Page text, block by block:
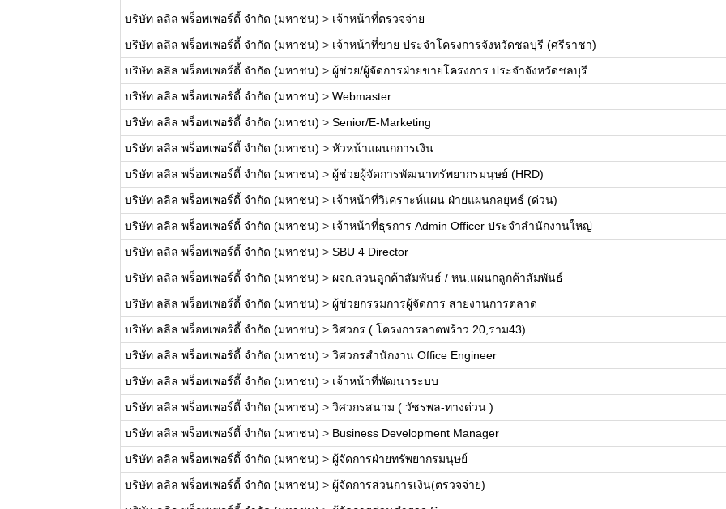
บริษัท ลลิล พร็อพเพอร์ตี้ จำกัด (มหาชน) > เจ้าหน้าที่ตรวจจ่าย
บริษัท ลลิล พร็อพเพอร์ตี้ จำกัด (มหาชน) > เจ้าหน้าที่ขาย ประจำโครงการจังหวัดชลบุรี (ศรีราชา)
บริษัท ลลิล พร็อพเพอร์ตี้ จำกัด (มหาชน) > ผู้ช่วย/ผู้จัดการฝ่ายขายโครงการ ประจำจังหวัดชลบุรี
บริษัท ลลิล พร็อพเพอร์ตี้ จำกัด (มหาชน) > Webmaster
บริษัท ลลิล พร็อพเพอร์ตี้ จำกัด (มหาชน) > Senior/E-Marketing
บริษัท ลลิล พร็อพเพอร์ตี้ จำกัด (มหาชน) > หัวหน้าแผนกการเงิน
บริษัท ลลิล พร็อพเพอร์ตี้ จำกัด (มหาชน) > ผู้ช่วยผู้จัดการพัฒนาทรัพยากรมนุษย์ (HRD)
บริษัท ลลิล พร็อพเพอร์ตี้ จำกัด (มหาชน) > เจ้าหน้าที่วิเคราะห์แผน ฝ่ายแผนกลยุทธ์ (ด่วน)
บริษัท ลลิล พร็อพเพอร์ตี้ จำกัด (มหาชน) > เจ้าหน้าที่ธุรการ Admin Officer ประจำสำนักงานใหญ่
บริษัท ลลิล พร็อพเพอร์ตี้ จำกัด (มหาชน) > SBU 4 Director
บริษัท ลลิล พร็อพเพอร์ตี้ จำกัด (มหาชน) > ผจก.ส่วนลูกค้าสัมพันธ์ / หน.แผนกลูกค้าสัมพันธ์
บริษัท ลลิล พร็อพเพอร์ตี้ จำกัด (มหาชน) > ผู้ช่วยกรรมการผู้จัดการ สายงานการตลาด
บริษัท ลลิล พร็อพเพอร์ตี้ จำกัด (มหาชน) > วิศวกร ( โครงการลาดพร้าว 20,ราม43)
บริษัท ลลิล พร็อพเพอร์ตี้ จำกัด (มหาชน) > วิศวกรสำนักงาน Office Engineer
บริษัท ลลิล พร็อพเพอร์ตี้ จำกัด (มหาชน) > เจ้าหน้าที่พัฒนาระบบ
บริษัท ลลิล พร็อพเพอร์ตี้ จำกัด (มหาชน) > วิศวกรสนาม ( วัชรพล-ทางด่วน )
บริษัท ลลิล พร็อพเพอร์ตี้ จำกัด (มหาชน) > Business Development Manager
บริษัท ลลิล พร็อพเพอร์ตี้ จำกัด (มหาชน) > ผู้จัดการฝ่ายทรัพยากรมนุษย์
บริษัท ลลิล พร็อพเพอร์ตี้ จำกัด (มหาชน) > ผู้จัดการส่วนการเงิน(ตรวจจ่าย)